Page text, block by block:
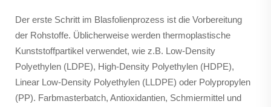
Der erste Schritt im Blasfolienprozess ist die Vorbereitung
der Rohstoffe. Üblicherweise werden thermoplastische
Kunststoffpartikel verwendet, wie z.B. Low-Density
Polyethylen (LDPE), High-Density Polyethylen (HDPE),
Linear Low-Density Polyethylen (LLDPE) oder Polypropylen
(PP). Farbmasterbatch, Antioxidantien, Schmiermittel und